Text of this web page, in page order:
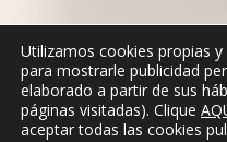
Utilizamos cookies propias
para mostrarle publicidad
elaborado a partir de sus
páginas visitadas). Clique
aceptar todas las cookies